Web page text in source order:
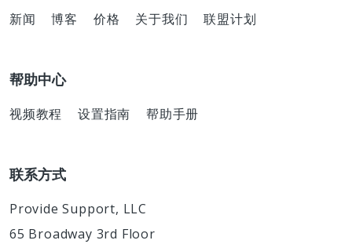
新闻 博客 价格 关于我们 联盟计划
帮助中心
视频教程 设置指南 帮助手册
联系方式
Provide Support, LLC
65 Broadway 3rd Floor